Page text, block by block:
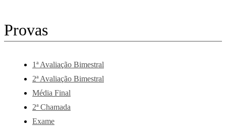
Provas
1ª Avaliação Bimestral
2ª Avaliação Bimestral
Média Final
2ª Chamada
Exame